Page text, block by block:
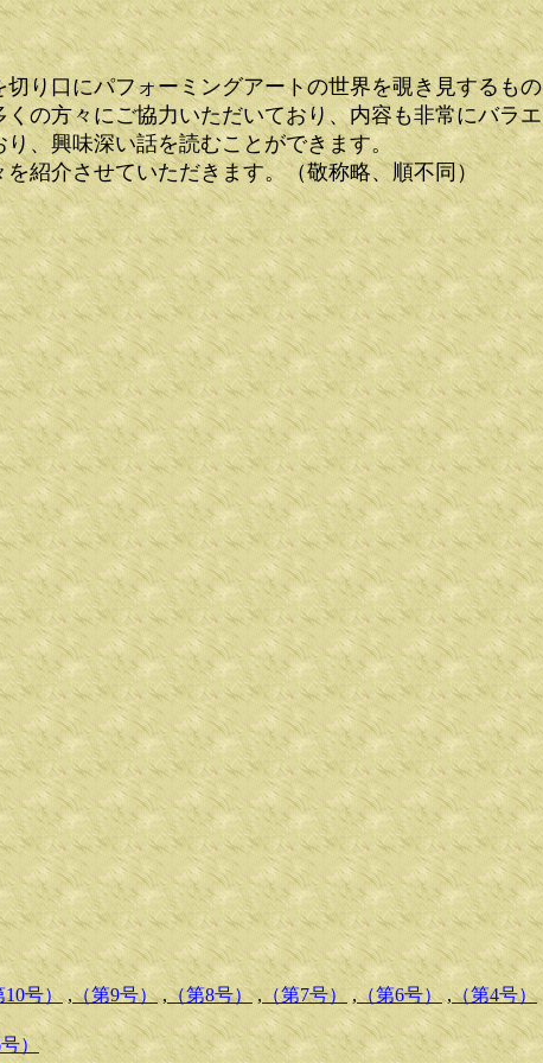
り口にパフォーミングアートの世界を覗き見するも
の方々にご協力いただいており、内容も非常にバラ
、興味深い話を読むことができます。
紹介させていただきます。（敬称略、順不同）
10号）,（第9号）,（第8号）,（第7号）,（第6号）,（第4号）
）